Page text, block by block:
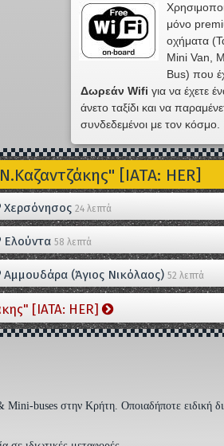
μόνο
οχήματα
Mini Van,
Bus) που
Δωρεάν Wifi για να έχετε
άνετο ταξίδι και να
συνδεδεμένοι με τον κόσμο.
[IATA: HER]
Χερσόνησος24 λεπτά
Ελούντα58 λεπτά
Αμμουδάρα (Άγιος Νικόλαος)52 λεπτά
[IATA: HER]
Mini-buses στην Κρήτη. Οποιαδήποτε ειδική